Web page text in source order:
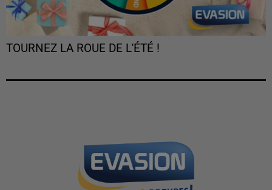
TOURNEZ LA ROUE DE L'ÉTÉ !